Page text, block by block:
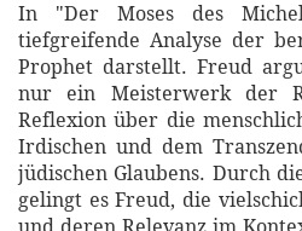
In "Der Moses des
tiefgreifende Analyse der
Prophet darstellt. Freud
nur ein Meisterwerk der
Reflexion über die
Irdischen und dem
jüdischen Glaubens. Durch
gelingt es Freud, die